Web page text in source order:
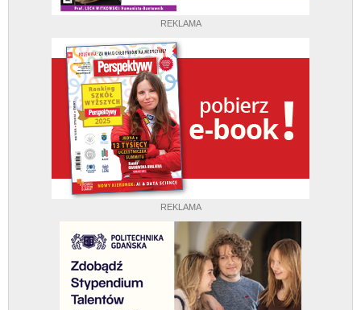
REKLAMA
REKLAMA